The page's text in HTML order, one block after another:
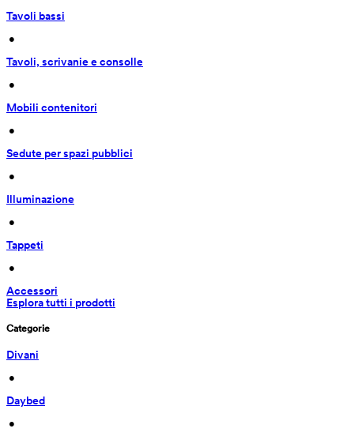
Tavoli bassi
•
Tavoli, scrivanie e consolle
•
Mobili contenitori
•
Sedute per spazi pubblici
•
Illuminazione
•
Tappeti
•
Accessori
Esplora tutti i prodotti
Categorie
Divani
•
Daybed
•